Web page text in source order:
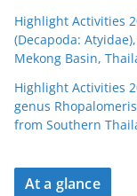
Highlight Activities
(Decapoda:
Mekong Basin,
Highlight Activities
genus
from Southern
At a glance